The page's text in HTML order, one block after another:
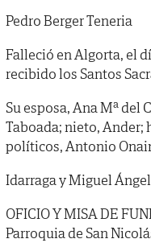
Pedro Berger Teneria
Falleció en Algorta, el
recibido los Santos
Su esposa, Ana Mª
Taboada; nieto,
políticos, Antonio
Idarraga y Miguel
OFICIO Y MISA DE
Parroquia de San